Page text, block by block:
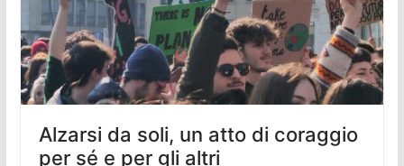
Alzarsi da soli, un atto di coraggio
per sé e per gli altri